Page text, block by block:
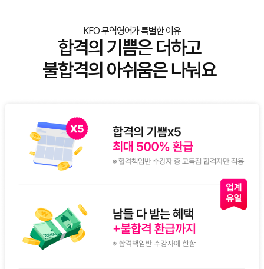
KFO 무역영어가 특별한 이유
합격의 기쁨은 더하고
불합격의 아쉬움은 나눠요